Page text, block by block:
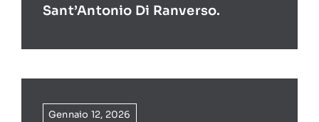
Sant’Antonio Di Ranverso.
Gennaio 12, 2026